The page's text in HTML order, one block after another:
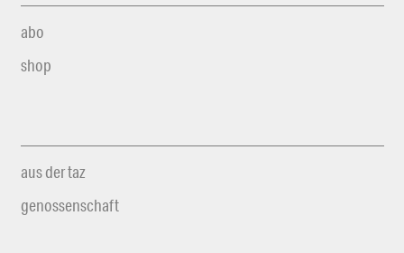
abo
shop
aus der taz
genossenschaft